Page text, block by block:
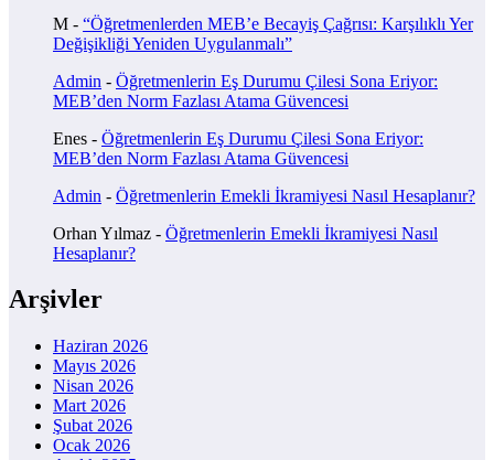
M - “Öğretmenlerden MEB’e Becayiş Çağrısı: Karşılıklı Yer
Değişikliği Yeniden Uygulanmalı”
Admin - Öğretmenlerin Eş Durumu Çilesi Sona Eriyor:
MEB’den Norm Fazlası Atama Güvencesi
Enes - Öğretmenlerin Eş Durumu Çilesi Sona Eriyor:
MEB’den Norm Fazlası Atama Güvencesi
Admin - Öğretmenlerin Emekli İkramiyesi Nasıl Hesaplanır?
Orhan Yılmaz - Öğretmenlerin Emekli İkramiyesi Nasıl
Hesaplanır?
Arşivler
Haziran 2026
Mayıs 2026
Nisan 2026
Mart 2026
Şubat 2026
Ocak 2026